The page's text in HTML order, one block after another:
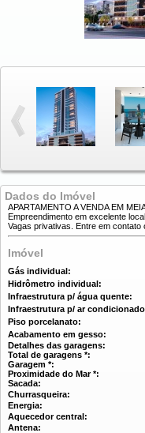
Dados do Imóvel
APARTAMENTO A VENDA EM
Empreendimento em excelente
Vagas privativas. Entre em
Imóvel
Gás individual:
Hidrômetro individual:
Infraestrutura p/ água quente:
Infraestrutura p/ ar
Piso porcelanato:
Acabamento em gesso:
Detalhes das garagens:
Total de garagens *:
Garagem *:
Proximidade do Mar *:
Sacada:
Churrasqueira:
Energia:
Aquecedor central:
Antena: